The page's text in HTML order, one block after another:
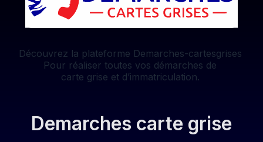
Découvrez la plateforme Demarches-cartesgrises
Pour réaliser toutes vos démarches de
carte grise et d’immatriculation.
Demarches carte grise